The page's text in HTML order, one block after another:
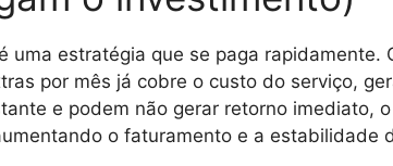
uma estratégia que se paga
por mês já cobre o custo do serviço,
e podem não gerar retorno imediato,
o faturamento e a estabilidade